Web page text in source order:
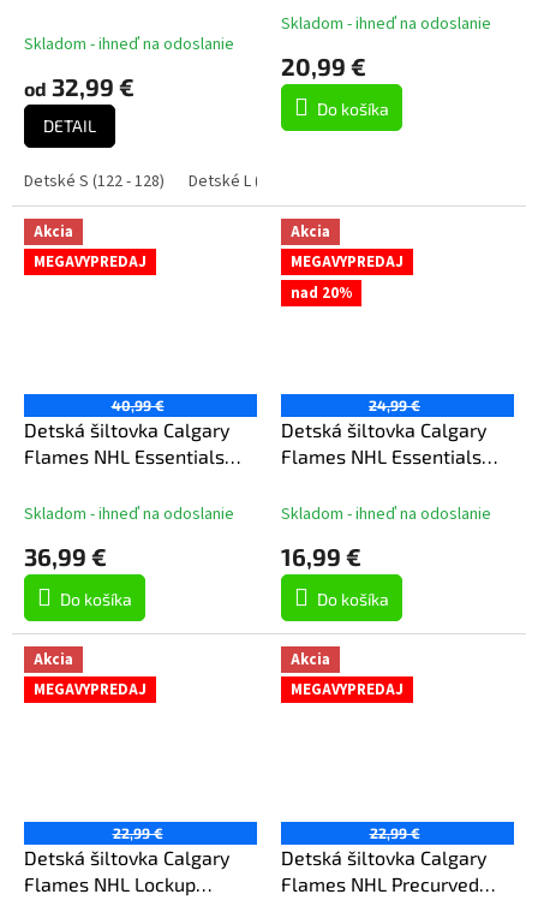
Skladom - ihneď na odoslanie
od 32,99 €
DETAIL
Detské S (122 - 128) Detské L (158 - 164)
Precurved Snap
Priemerné
produktu
je
5,0
Skladom - ihneď na odoslanie
20,99 €
Do košíka
Akcia
MEGAVYPREDAJ
40,99 €
Detská šiltovka Calgary
Flames NHL Essentials
Skladom - ihneď na odoslanie
36,99 €
Do košíka
Akcia
MEGAVYPREDAJ
nad 20%
24,99 €
Detská šiltovka Calgary
Flames NHL Essentials
Skladom - ihneď na odoslanie
16,99 €
Do košíka
Akcia
MEGAVYPREDAJ
22,99 €
Detská šiltovka Calgary
Flames NHL Lockup
Akcia
MEGAVYPREDAJ
22,99 €
Detská šiltovka Calgary
Flames NHL Precurved